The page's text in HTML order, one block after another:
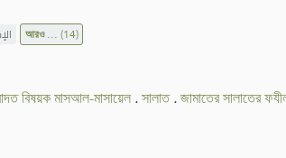
আরও ...(14)
বিষয়ক মাসআল-মাসায়েল.সালাত.জামাতের সালাতের